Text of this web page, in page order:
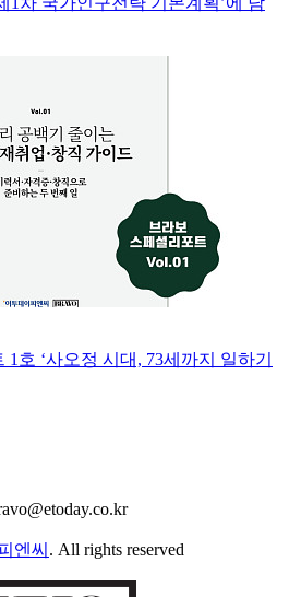
1호 ‘사오정 시대, 73세까지 일하기
엔씨 . All rights reserved